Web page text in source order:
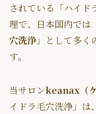
されている「ハイド
理で、日本国内では
穴洗浄」として多く
す。
当サロンkeanax（
イドラ毛穴洗浄」は